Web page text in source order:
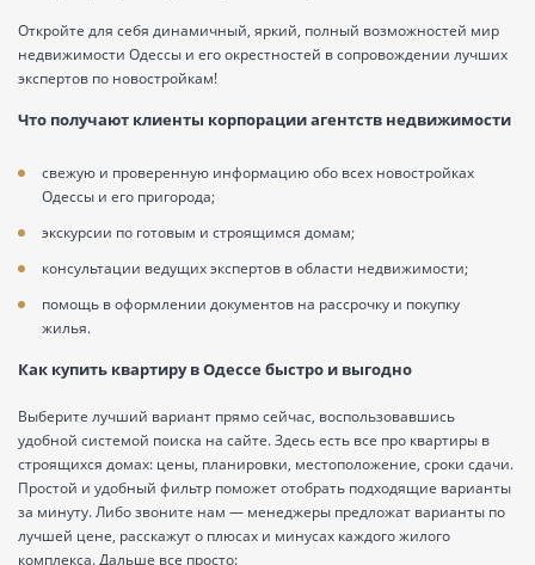
Откройте для себя динамичный, яркий, полный возможностей мир
недвижимости Одессы и его окрестностей в сопровождении лучших
экспертов по новостройкам!
Что получают клиенты корпорации агентств недвижимости
свежую и проверенную информацию обо всех новостройках
Одессы и его пригорода;
экскурсии по готовым и строящимся домам;
консультации ведущих экспертов в области недвижимости;
помощь в оформлении документов на рассрочку и покупку
жилья.
Как купить квартиру в Одессе быстро и выгодно
Выберите лучший вариант прямо сейчас, воспользовавшись
удобной системой поиска на сайте. Здесь есть все про квартиры в
строящихся домах: цены, планировки, местоположение, сроки сдачи.
Простой и удобный фильтр поможет отобрать подходящие варианты
за минуту. Либо звоните нам — менеджеры предложат варианты по
лучшей цене, расскажут о плюсах и минусах каждого жилого
комплекса. Дальше все просто: